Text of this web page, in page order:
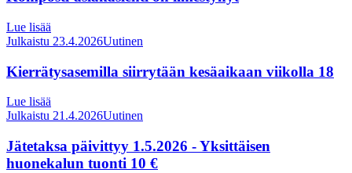
Lue lisää
Julkaistu 23.4.2026Uutinen
Kierrätysasemilla siirrytään kesäaikaan viikolla 18
Lue lisää
Julkaistu 21.4.2026Uutinen
Jätetaksa päivittyy 1.5.2026 - Yksittäisen
huonekalun tuonti 10 €